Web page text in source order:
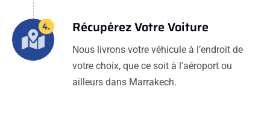
4. Récupérez Votre Voiture
Nous livrons votre véhicule à l’endroit de
votre choix, que ce soit à l'aéroport ou
ailleurs dans Marrakech.